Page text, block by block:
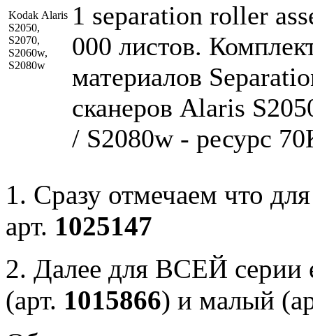
Kodak Alaris
S2050,
S2070,
S2060w,
S2080w
1 separation roller
000 листов.
материалов
сканеров Alaris
/ S2080w - ресурс
1. Сразу отмечаем что
арт. 1025147
2. Далее для ВСЕЙ серии
(арт. 1015866) и малый